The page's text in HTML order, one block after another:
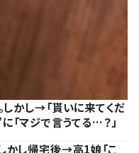
かし→「貰いに来てくだ
「マジで言うてる…？」
かし帰宅後→高1娘「こ